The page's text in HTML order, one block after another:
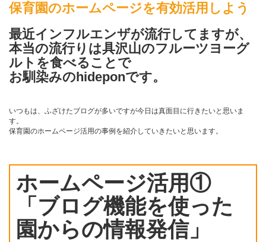
保育園のホームページを有効活用しよう
最近インフルエンザが流行してますが、
本当の流行りは具沢山のフルーツヨーグ
ルトを食べることで
お馴染みのhideponです。
いつもは、ふざけたブログが多いですが今日は真面目に行きたいと思いま
す。
保育園のホームページ活用の事例を紹介していきたいと思います。
ホームページ活用①
「ブログ機能を使った
園からの情報発信」